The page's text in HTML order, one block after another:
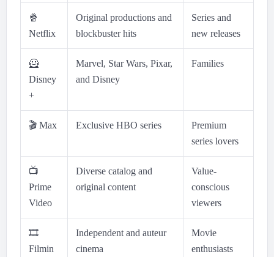
🍿
Netflix
Original productions and
blockbuster hits
Series and
new releases
🦸
Disney
+
Marvel, Star Wars, Pixar,
and Disney
Families
🎬 Max Exclusive HBO series
Premium
series lovers
📺
Prime
Video
Diverse catalog and
original content
Value-
conscious
viewers
🎞
Filmin
Independent and auteur
cinema
Movie
enthusiasts